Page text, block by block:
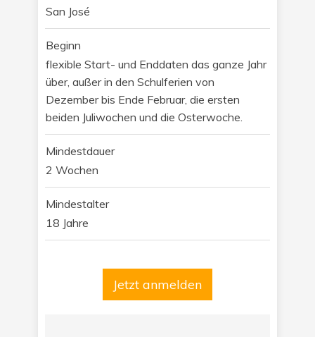
San José
Beginn
flexible Start- und Enddaten das ganze Jahr
über, außer in den Schulferien von
Dezember bis Ende Februar, die ersten
beiden Juliwochen und die Osterwoche.
Mindestdauer
2 Wochen
Mindestalter
18 Jahre
Jetzt anmelden